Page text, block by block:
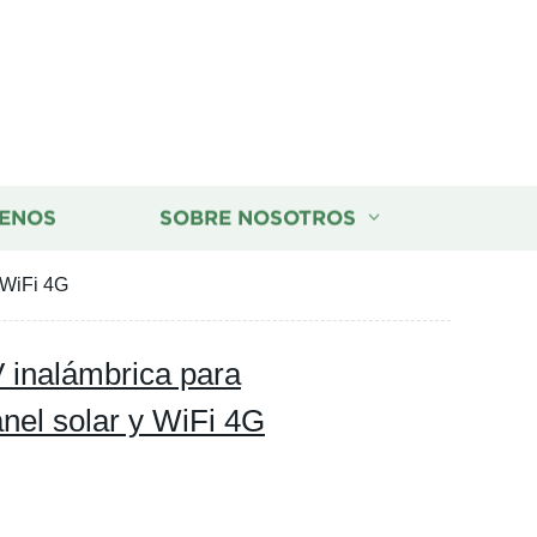
SOBRE NOSOTROS
4G
inalámbrica para
solar y WiFi 4G